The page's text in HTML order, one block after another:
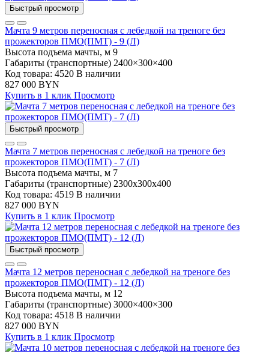
Быстрый просмотр
Мачта 9 метров переносная с лебедкой на треноге без
прожекторов ПМО(ПМТ) - 9 (Л)
Высота подъема мачты, м 9
Габариты (транспортные) 2400×300×400
Код товара: 4520 В наличии
827 000 BYN
Купить в 1 клик Просмотр
Быстрый просмотр
Мачта 7 метров переносная с лебедкой на треноге без
прожекторов ПМО(ПМТ) - 7 (Л)
Высота подъема мачты, м 7
Габариты (транспортные) 2300х300х400
Код товара: 4519 В наличии
827 000 BYN
Купить в 1 клик Просмотр
Быстрый просмотр
Мачта 12 метров переносная с лебедкой на треноге без
прожекторов ПМО(ПМТ) - 12 (Л)
Высота подъема мачты, м 12
Габариты (транспортные) 3000×400×300
Код товара: 4518 В наличии
827 000 BYN
Купить в 1 клик Просмотр